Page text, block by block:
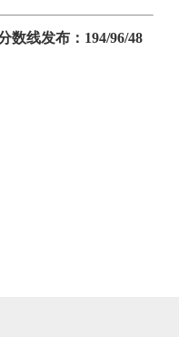
数线发布：194/96/48